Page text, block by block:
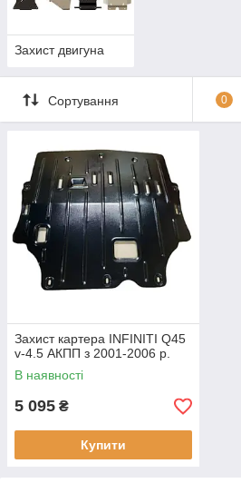
Захист двигуна
Сортування 0
Захист картера INFINITI Q45
v-4.5 АКПП з 2001-2006 р.
В наявності
5 095 ₴
Купити